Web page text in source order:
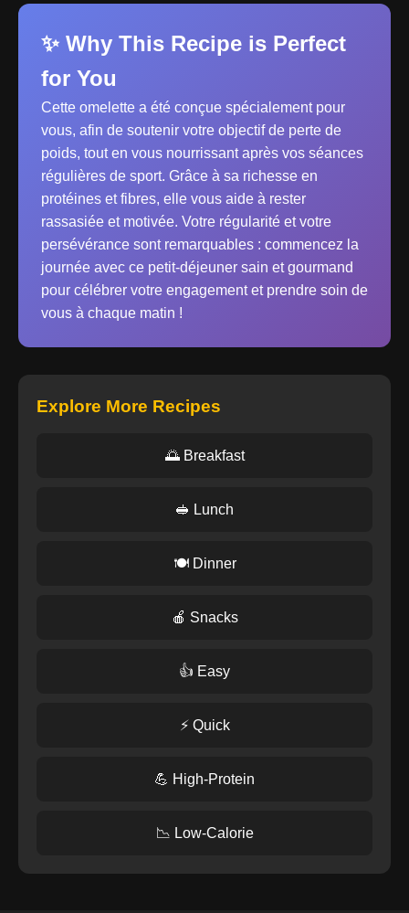
✨ Why This Recipe is Perfect
for You
Cette omelette a été conçue spécialement pour
vous, afin de soutenir votre objectif de perte de
poids, tout en vous nourrissant après vos séances
régulières de sport. Grâce à sa richesse en
protéines et fibres, elle vous aide à rester
rassasiée et motivée. Votre régularité et votre
persévérance sont remarquables : commencez la
journée avec ce petit-déjeuner sain et gourmand
pour célébrer votre engagement et prendre soin de
vous à chaque matin !
Explore More Recipes
🌅 Breakfast
🥪 Lunch
🍽️ Dinner
🍎 Snacks
👍 Easy
⚡ Quick
💪 High-Protein
📉 Low-Calorie